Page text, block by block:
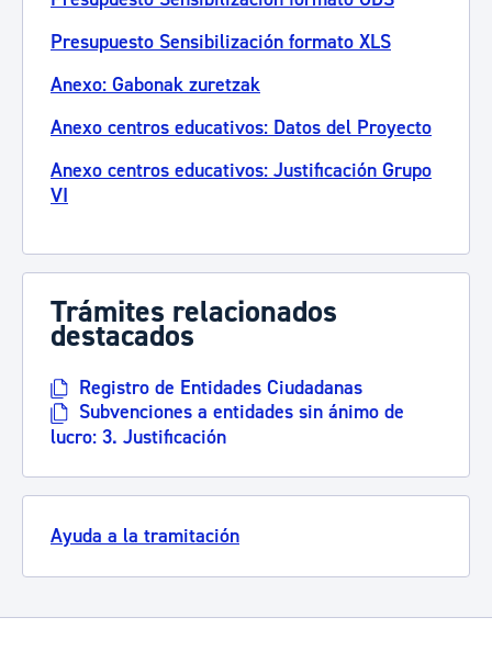
Presupuesto Sensibilización formato XLS
Anexo: Gabonak zuretzak
Anexo centros educativos: Datos del Proyecto
Anexo centros educativos: Justificación Grupo
VI
Trámites relacionados
destacados
Registro de Entidades Ciudadanas
Subvenciones a entidades sin ánimo de
lucro: 3. Justificación
Ayuda a la tramitación